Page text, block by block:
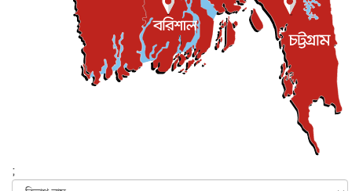
৫ আগস্ট, ২০২৬
বেনজীর আহমেদের সঙ্গে পরীমনির ঘনিষ্ঠ সম্পর্ক ছিল : নাসির
মাহম...
জাতীয় ৫ আগস্ট, ২০২৬
হরমুজ নিয়ে ইরান-মার্কিন চুক্তি হতে পারে আজ : মার্কিন অর্থমন...
৫ আগস্ট, ২০২৬
পৃথিবীর দিকে আসছে বিধ্বংসী বস্তু, পারমাণবিক বোমা দিয়ে করা
আন্তর্জাতিক ৫ আগস্ট, ২০২৬
;